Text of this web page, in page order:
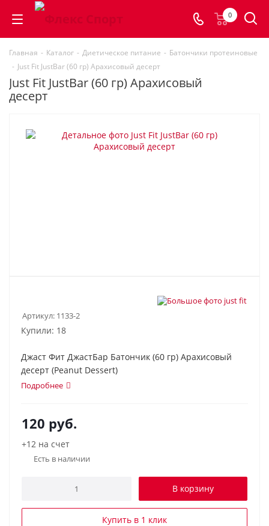
0
Главная - Каталог - Диетическое питание - Батончики протеиновые
- Just Fit JustBar (60 гр) Арахисовый десерт
Just Fit JustBar (60 гр) Арахисовый
десерт
Артикул: 1133-2
Купили: 18
Джаст Фит ДжастБар Батончик (60 гр) Арахисовый
десерт (Peanut Dessert)
Подробнее
120 руб.
+12 на счет
Есть в наличии
В корзину
Купить в 1 клик